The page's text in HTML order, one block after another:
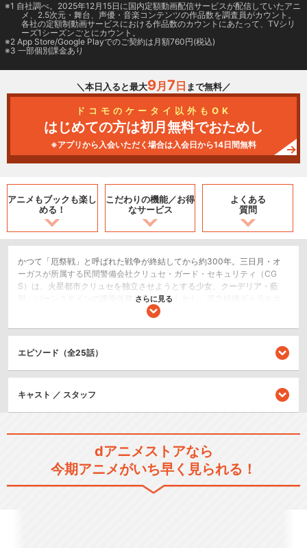
1 自社調べ。2025年12月15日に国内定額動画配信サービスが配信していたアニ
メ、2.5次元・舞台、声優・音楽コンテンツの作品数を調査員がカウント。
各社の定額制動画サービスにおける作品数のカウントにあたって、TVシリ
ーズ1シーズンごとにカウント。
2 App Store/Google Playでのご契約は月額760円(税込)
3 一部個別課金あり
＼本日入ると最大9月 7 日 まで無料／
ドコモのケータイ以外もOK
はじめての方は初月無料でおためし
※アプリから入会いただく場合は入会日から14日間無料
アニメもブックも楽し
める！
こだわりの機能／お得
なサービス
よくある
質問
かつて「厄祭戦」と呼ばれた戦争が終結してから約300年。三日月・オ
ーガスが所属する民間警備会社クリュセ・ガード・セキュリティ（CG
S）は、火星都市クリュセを独立させようとする少女、クーデリア・藍
那・バーンスタインの護衛任務を受ける。しかし、武力組織ギャラルホ
ルンの襲撃を受けたCGSは、三日月ら子供たちを囮にして撤退を始めて
ャラルホルンの撃退を託された三日月は、「厄祭戦」時代のモビルスー
ツ、ガンダム・バルバトスを用いて戦いに挑む。
機動戦士ガンダム
さらに見る
エピソード（全25話）
キャスト ／ スタッフ
dアニメストアなら
今期アニメがいち早く見られる！